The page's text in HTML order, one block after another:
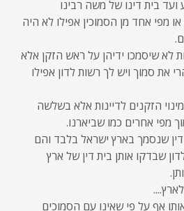
בית דינו של משה רבינו
מפי אחד מן הסמוכין אפילו לא היה
לא שיסמכו ידיהן על ראש הזקן אלא
את סמוך ויש לך רשות לדון אפילו
הזקנים לדיינות אלא בשלשה
מפי אחרים כמו שביארנו.
דין שנסמך בארץ ישראל בלבד והם
שבדקו אותן בית דין של ארץ
אף על פי שאינו עם הסמוכים